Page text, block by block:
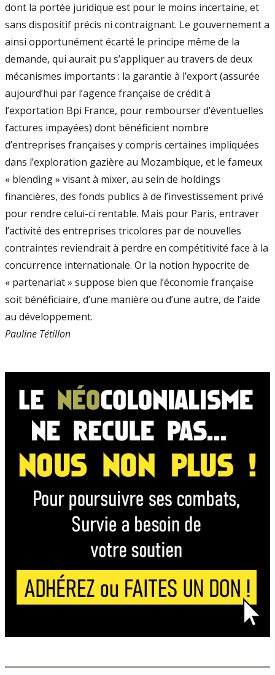
dont la portée juridique est pour le moins incertaine, et
sans dispositif précis ni contraignant. Le gouvernement a
ainsi opportunément écarté le principe même de la
demande, qui aurait pu s’appliquer au travers de deux
mécanismes importants : la garantie à l’export (assurée
aujourd’hui par l’agence française de crédit à
l’exportation Bpi France, pour rembourser d’éventuelles
factures impayées) dont bénéficient nombre
d’entreprises françaises y compris certaines impliquées
dans l’exploration gazière au Mozambique, et le fameux
« blending » visant à mixer, au sein de holdings
financières, des fonds publics à de l’investissement privé
pour rendre celui-ci rentable. Mais pour Paris, entraver
l’activité des entreprises tricolores par de nouvelles
contraintes reviendrait à perdre en compétitivité face à la
concurrence internationale. Or la notion hypocrite de
« partenariat » suppose bien que l’économie française
soit bénéficiaire, d’une manière ou d’une autre, de l’aide
au développement.
Pauline Tétillon